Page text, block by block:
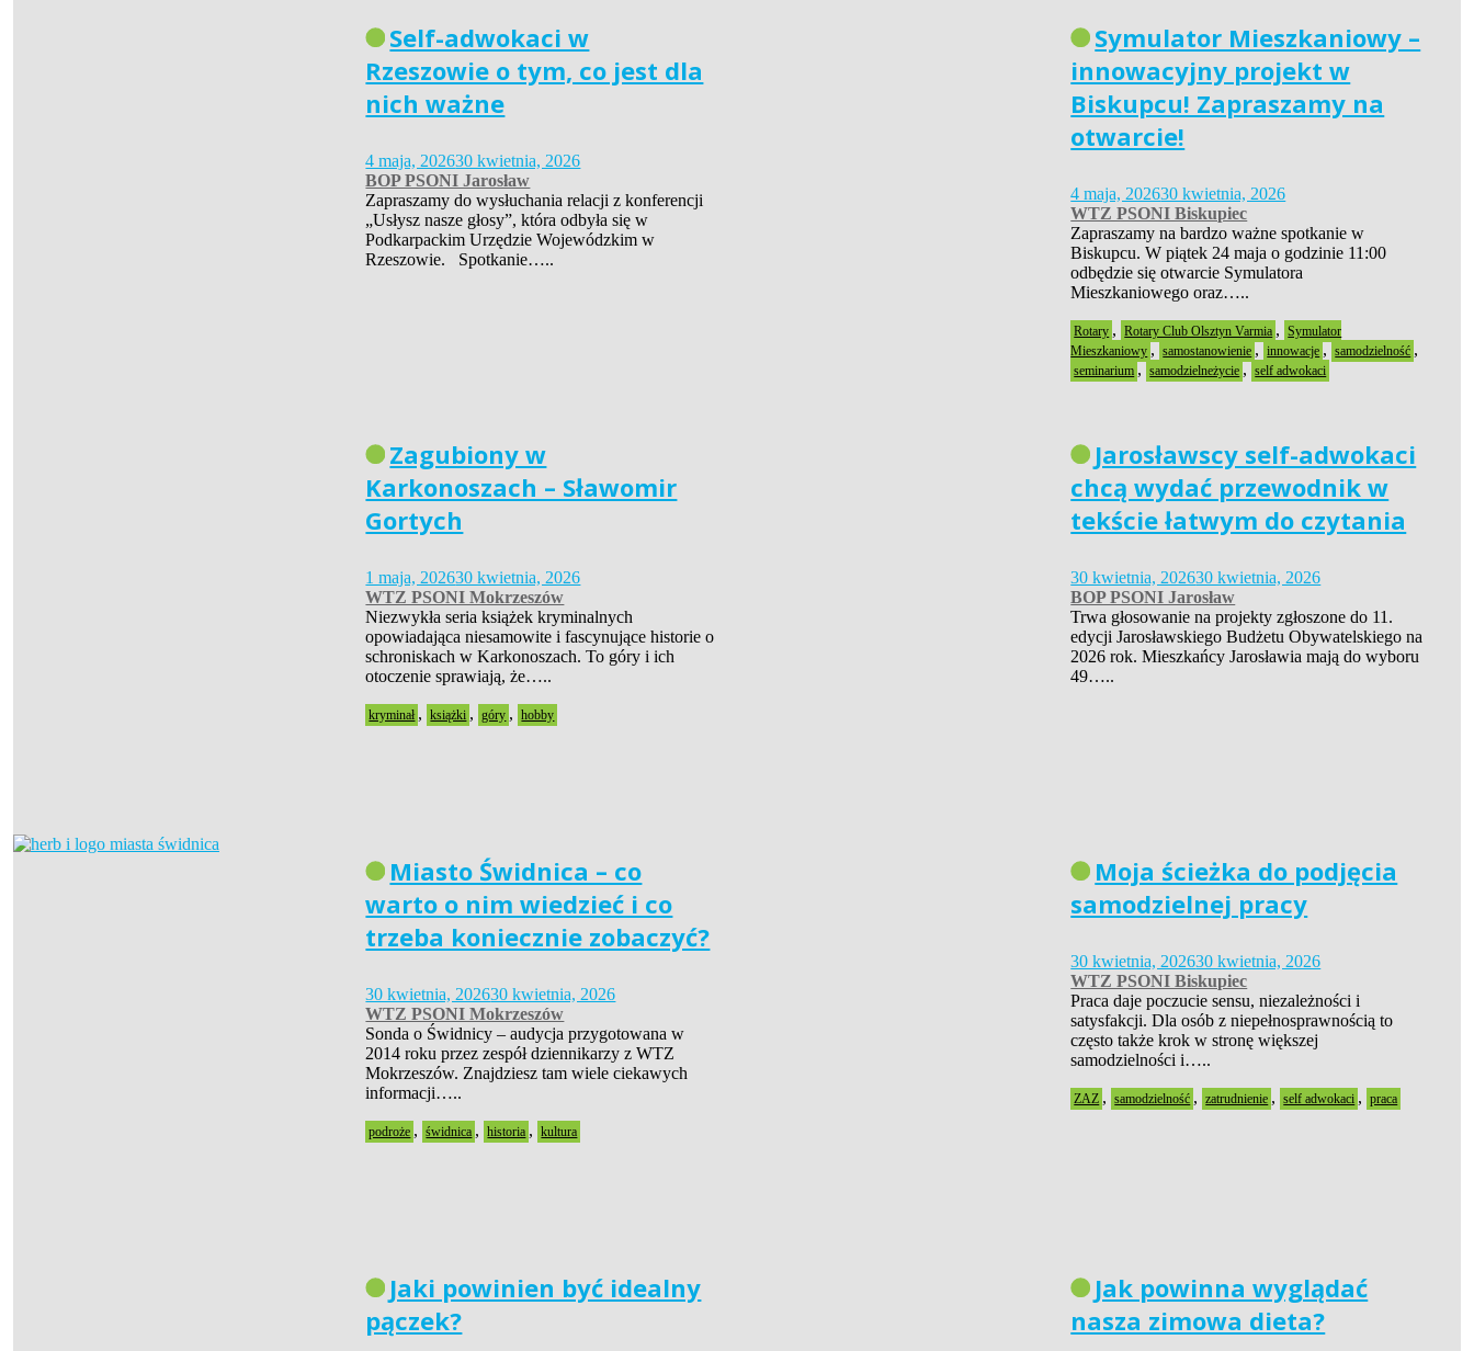
Self-adwokaci w
Rzeszowie o tym, co jest dla
nich ważne
4 maja, 202630 kwietnia, 2026
BOP PSONI Jarosław
Zapraszamy do wysłuchania relacji z konferencji
„Usłysz nasze głosy”, która odbyła się w
Podkarpackim Urzędzie Wojewódzkim w
Rzeszowie. Spotkanie…..
Symulator Mieszkaniowy –
innowacyjny projekt w
Biskupcu! Zapraszamy na
otwarcie!
4 maja, 202630 kwietnia, 2026
WTZ PSONI Biskupiec
Zapraszamy na bardzo ważne spotkanie w
Biskupcu. W piątek 24 maja o godzinie 11:00
odbędzie się otwarcie Symulatora
Mieszkaniowego oraz…..
Rotary , Rotary Club Olsztyn Varmia , Symulator
Mieszkaniowy , samostanowienie , innowacje , samodzielność ,
seminarium , samodzielneżycie , self adwokaci
Zagubiony w
Karkonoszach – Sławomir
Gortych
1 maja, 202630 kwietnia, 2026
WTZ PSONI Mokrzeszów
Niezwykła seria książek kryminalnych
opowiadająca niesamowite i fascynujące historie o
schroniskach w Karkonoszach. To góry i ich
otoczenie sprawiają, że…..
kryminał , książki , góry , hobby
Jarosławscy self-adwokaci
chcą wydać przewodnik w
tekście łatwym do czytania
30 kwietnia, 202630 kwietnia, 2026
BOP PSONI Jarosław
Trwa głosowanie na projekty zgłoszone do 11.
edycji Jarosławskiego Budżetu Obywatelskiego na
2026 rok. Mieszkańcy Jarosławia mają do wyboru
49…..
Miasto Świdnica – co
warto o nim wiedzieć i co
trzeba koniecznie zobaczyć?
30 kwietnia, 202630 kwietnia, 2026
WTZ PSONI Mokrzeszów
Sonda o Świdnicy – audycja przygotowana w
2014 roku przez zespół dziennikarzy z WTZ
Mokrzeszów. Znajdziesz tam wiele ciekawych
informacji…..
podroże , świdnica , historia , kultura
Moja ścieżka do podjęcia
samodzielnej pracy
30 kwietnia, 202630 kwietnia, 2026
WTZ PSONI Biskupiec
Praca daje poczucie sensu, niezależności i
satysfakcji. Dla osób z niepełnosprawnością to
często także krok w stronę większej
samodzielności i…..
ZAZ , samodzielność , zatrudnienie , self adwokaci , praca
Jaki powinien być idealny
pączek?
Jak powinna wyglądać
nasza zimowa dieta?